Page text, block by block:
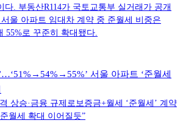
다. 부동산R114가 국토교통부 실거래가 공개
울 아파트 임대차 계약 중 준월세 비중은
55%로 꾸준히 확대됐다.
서울 아파트 ‘준월세
상승·금융 규제로보증금+월세 ‘준월세’ 계약
월세 확대 이어질듯”